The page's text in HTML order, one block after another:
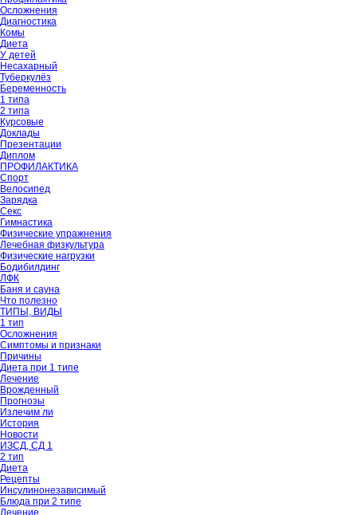
Осложнения
Диагностика
Комы
Диета
У детей
Несахарный
Туберкулёз
Беременность
1 типа
2 типа
Курсовые
Доклады
Презентации
Диплом
ПРОФИЛАКТИКА
Спорт
Велосипед
Зарядка
Секс
Гимнастика
Физические упражнения
Лечебная физкультура
Физические нагрузки
Бодибилдинг
ЛФК
Баня и сауна
Что полезно
ТИПЫ, ВИДЫ
1 тип
Осложнения
Симптомы и признаки
Причины
Диета при 1 типе
Лечение
Врожденный
Прогнозы
Излечим ли
История
Новости
ИЗСД, СД 1
2 тип
Диета
Рецепты
Инсулинонезависимый
Блюда при 2 типе
Лечение